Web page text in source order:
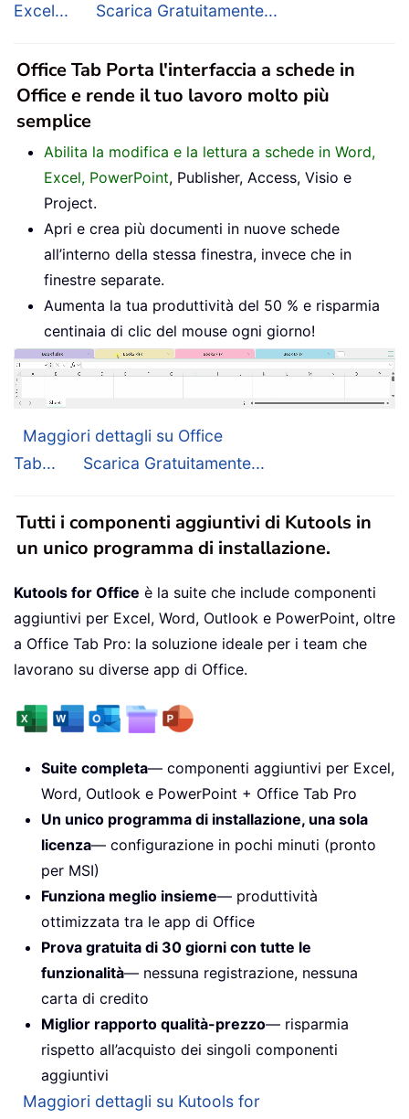
Excel...
Scarica Gratuitamente...
Office Tab Porta l'interfaccia a schede in
Office e rende il tuo lavoro molto più
semplice
Abilita la modifica e la lettura a schede in Word,
Excel, PowerPoint, Publisher, Access, Visio e
Project.
Apri e crea più documenti in nuove schede
all’interno della stessa finestra, invece che in
finestre separate.
Aumenta la tua produttività del 50 % e risparmia
centinaia di clic del mouse ogni giorno!
Maggiori dettagli su Office
Tab...
Scarica Gratuitamente...
Tutti i componenti aggiuntivi di Kutools in
un unico programma di installazione.
Kutools for Office è la suite che include componenti
aggiuntivi per Excel, Word, Outlook e PowerPoint, oltre
a Office Tab Pro: la soluzione ideale per i team che
lavorano su diverse app di Office.
Suite completa— componenti aggiuntivi per Excel,
Word, Outlook e PowerPoint + Office Tab Pro
Un unico programma di installazione, una sola
licenza— configurazione in pochi minuti (pronto
per MSI)
Funziona meglio insieme— produttività
ottimizzata tra le app di Office
Prova gratuita di 30 giorni con tutte le
funzionalità— nessuna registrazione, nessuna
carta di credito
Miglior rapporto qualità-prezzo— risparmia
rispetto all’acquisto dei singoli componenti
aggiuntivi
Maggiori dettagli su Kutools for